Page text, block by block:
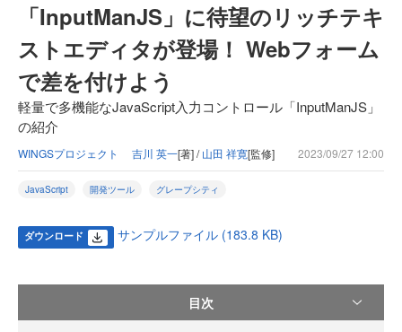
「InputManJS」に待望のリッチテキ
ストエディタが登場！ Webフォーム
で差を付けよう
軽量で多機能なJavaScript入力コントロール「InputManJS」
の紹介
WINGSプロジェクト 吉川 英一[著] /山田 祥寛[監修] 2023/09/27 12:00
JavaScript 開発ツール グレープシティ
ダウンロード サンプルファイル (183.8 KB)
目次